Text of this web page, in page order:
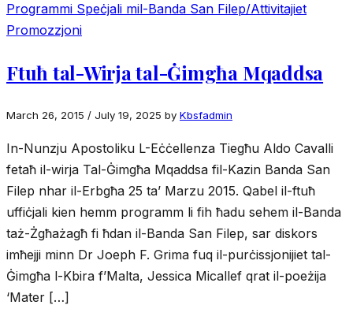
Programmi Speċjali mil-Banda San Filep/Attivitajiet
Promozzjoni
Ftuħ tal-Wirja tal-Ġimgħa Mqaddsa
March 26, 2015 / July 19, 2025 by Kbsfadmin
In-Nunzju Apostoliku L-Eċċellenza Tiegħu Aldo Cavalli
fetaħ il-wirja Tal-Ġimgħa Mqaddsa fil-Kazin Banda San
Filep nhar il-Erbgħa 25 ta’ Marzu 2015. Qabel il-ftuħ
uffiċjali kien hemm programm li fih ħadu sehem il-Banda
taż-Żgħażagħ fi ħdan il-Banda San Filep, sar diskors
imħejji minn Dr Joeph F. Grima fuq il-purċissjonijiet tal-
Ġimgħa l-Kbira f’Malta, Jessica Micallef qrat il-poeżija
‘Mater […]